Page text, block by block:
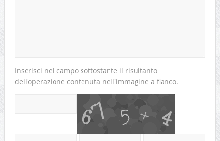
Inserisci nel campo sottostante il risultanto
dell'operazione contenuta nell'immagine a fianco.